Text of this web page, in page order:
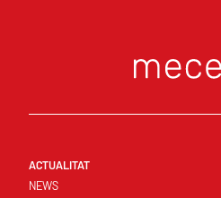
ACTUALITAT
NEWS